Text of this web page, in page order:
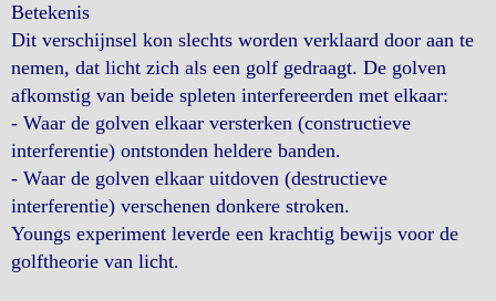
Betekenis
Dit verschijnsel kon slechts worden verklaard door aan te
nemen, dat licht zich als een golf gedraagt. De golven
afkomstig van beide spleten interfereerden met elkaar:
- Waar de golven elkaar versterken (constructieve
interferentie) ontstonden heldere banden.
- Waar de golven elkaar uitdoven (destructieve
interferentie) verschenen donkere stroken.
Youngs experiment leverde een krachtig bewijs voor de
golftheorie van licht.